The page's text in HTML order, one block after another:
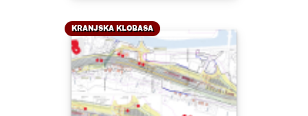
KRANJSKA KLOBASA